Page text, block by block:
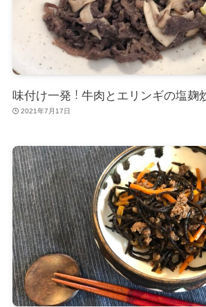
味付け一発！牛肉とエリンギの塩麹
2021年7月17日